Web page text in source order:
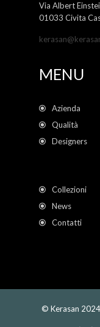
Via Albert
01033 Civita
MENU
Azienda
Qualità
Designers
Collezioni
News
Contatti
© Kerasan